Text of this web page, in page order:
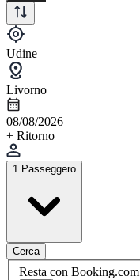
Udine
Livorno
08/08/2026
+ Ritorno
1 Passeggero
Cerca
Resta con Booking.com